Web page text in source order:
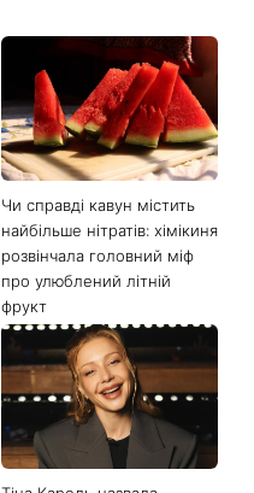
Чи справді кавун містить
найбільше нітратів: хімікиня
розвінчала головний міф
про улюблений літній
фрукт